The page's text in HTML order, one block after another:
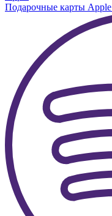
Подарочные карты